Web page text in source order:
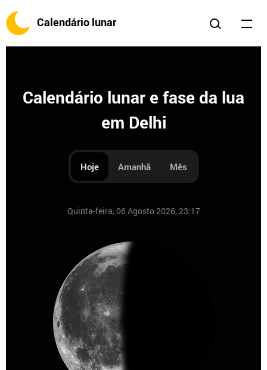
Calendário lunar
Calendário lunar e fase da lua
em Delhi
Hoje Amanhã Mês
Quinta-feira, 06 Agosto 2026, 23:17